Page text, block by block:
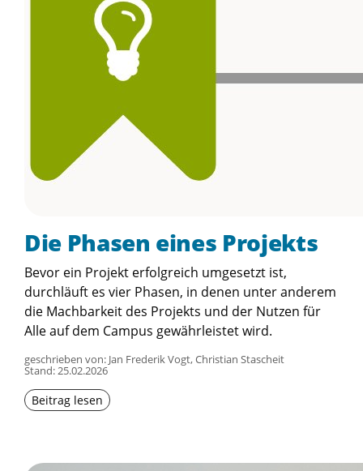
Die Phasen eines Projekts
Bevor ein Projekt erfolgreich umgesetzt ist,
durchläuft es vier Phasen, in denen unter anderem
die Machbarkeit des Projekts und der Nutzen für
Alle auf dem Campus gewährleistet wird.
geschrieben von: Jan Frederik Vogt, Christian Stascheit
Stand:25.02.2026
Beitrag lesen